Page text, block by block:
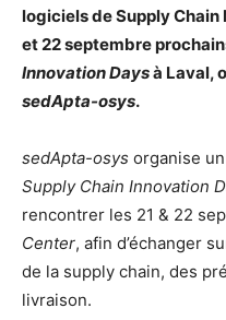
logiciels de Supply Chain
et 22 septembre
Innovation Daysà Laval,
sedApta-osys.
sedApta-osys organise
Supply Chain Innovation
rencontrer les 21 & 22
Center, afin d’échanger
de la supply chain, des
livraison.